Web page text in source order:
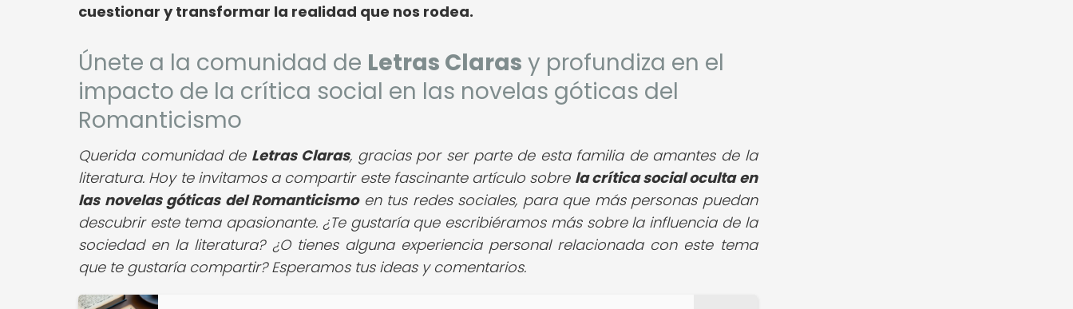
cuestionar y transformar la realidad que nos rodea.
Únete a la comunidad de Letras Claras y profundiza en el
impacto de la crítica social en las novelas góticas del
Romanticismo
Querida comunidad de Letras Claras, gracias por ser parte de esta familia de amantes de la
literatura. Hoy te invitamos a compartir este fascinante artículo sobre la crítica social oculta en
las novelas góticas del Romanticismoen tus redes sociales, para que más personas puedan
descubrir este tema apasionante. ¿Te gustaría que escribiéramos más sobre la influencia de la
sociedad en la literatura? ¿O tienes alguna experiencia personal relacionada con este tema
que te gustaría compartir? Esperamos tus ideas y comentarios.